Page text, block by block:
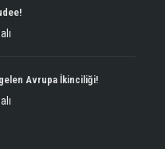
Avrupa İkinciliği!